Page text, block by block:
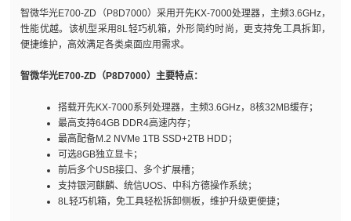
智微华光E700-ZD（P8D7000）采用开先KX-7000处理器，主频3.6GHz，
性能优越。该机型采用8L轻巧机箱，外形简约时尚，更支持免工具拆卸，
便捷维护，高效满足各类桌面应用需求。
智微华光E700-ZD（P8D7000）主要特点：
搭载开先KX-7000系列处理器，主频3.6GHz，8核32MB缓存；
最高支持64GB DDR4高速内存；
最高配备M.2 NVMe 1TB SSD+2TB HDD；
可选8GB独立显卡；
前后多个USB接口、多个扩展槽；
支持银河麒麟、统信UOS、中科方德操作系统；
8L轻巧机箱，免工具轻松拆卸侧板，维护升级更便捷；